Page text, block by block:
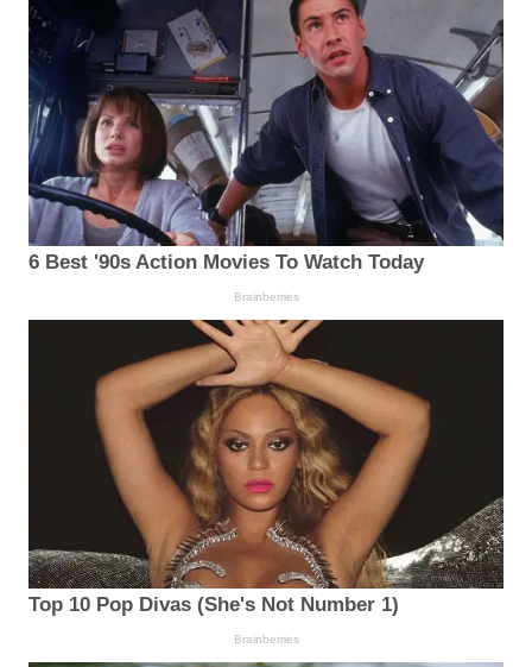
6 Best '90s Action Movies To Watch Today
Brainberries
Top 10 Pop Divas (She's Not Number 1)
Brainberries